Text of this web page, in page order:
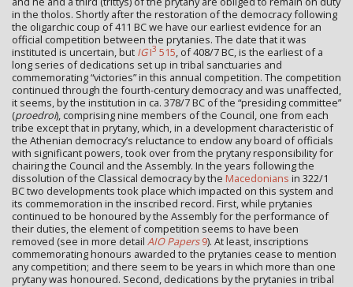
in the tholos. Shortly after the restoration of the democracy following
the oligarchic coup of 411 BC we have our earliest evidence for an
official competition between the prytanies. The date that it was
instituted is uncertain, but IGI3 515, of 408/7 BC, is the earliest of a
long series of dedications set up in tribal sanctuaries and
commemorating “victories” in this annual competition. The competition
continued through the fourth-century democracy and was unaffected,
it seems, by the institution in ca. 378/7 BC of the “presiding committee”
(proedroi), comprising nine members of the Council, one from each
tribe except that in prytany, which, in a development characteristic of
the Athenian democracy’s reluctance to endow any board of officials
with significant powers, took over from the prytany responsibility for
chairing the Council and the Assembly. In the years following the
dissolution of the Classical democracy by the Macedonians in 322/1
BC two developments took place which impacted on this system and
its commemoration in the inscribed record. First, while prytanies
continued to be honoured by the Assembly for the performance of
their duties, the element of competition seems to have been
removed (see in more detail AIO Papers9). At least, inscriptions
commemorating honours awarded to the prytanies cease to mention
any competition; and there seem to be years in which more than one
prytany was honoured. Second, dedications by the prytanies in tribal